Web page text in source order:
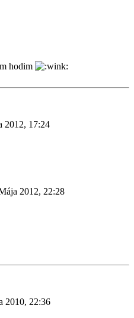
hodim
2012, 17:24
2012, 22:28
2010, 22:36